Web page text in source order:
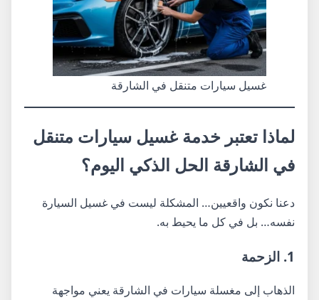
غسيل سيارات متنقل في الشارقة
لماذا تعتبر خدمة غسيل سيارات متنقل
في الشارقة الحل الذكي اليوم؟
دعنا نكون واقعيين… المشكلة ليست في غسيل السيارة
نفسه… بل في كل ما يحيط به.
1. الزحمة
الذهاب إلى مغسلة سيارات في الشارقة يعني مواجهة